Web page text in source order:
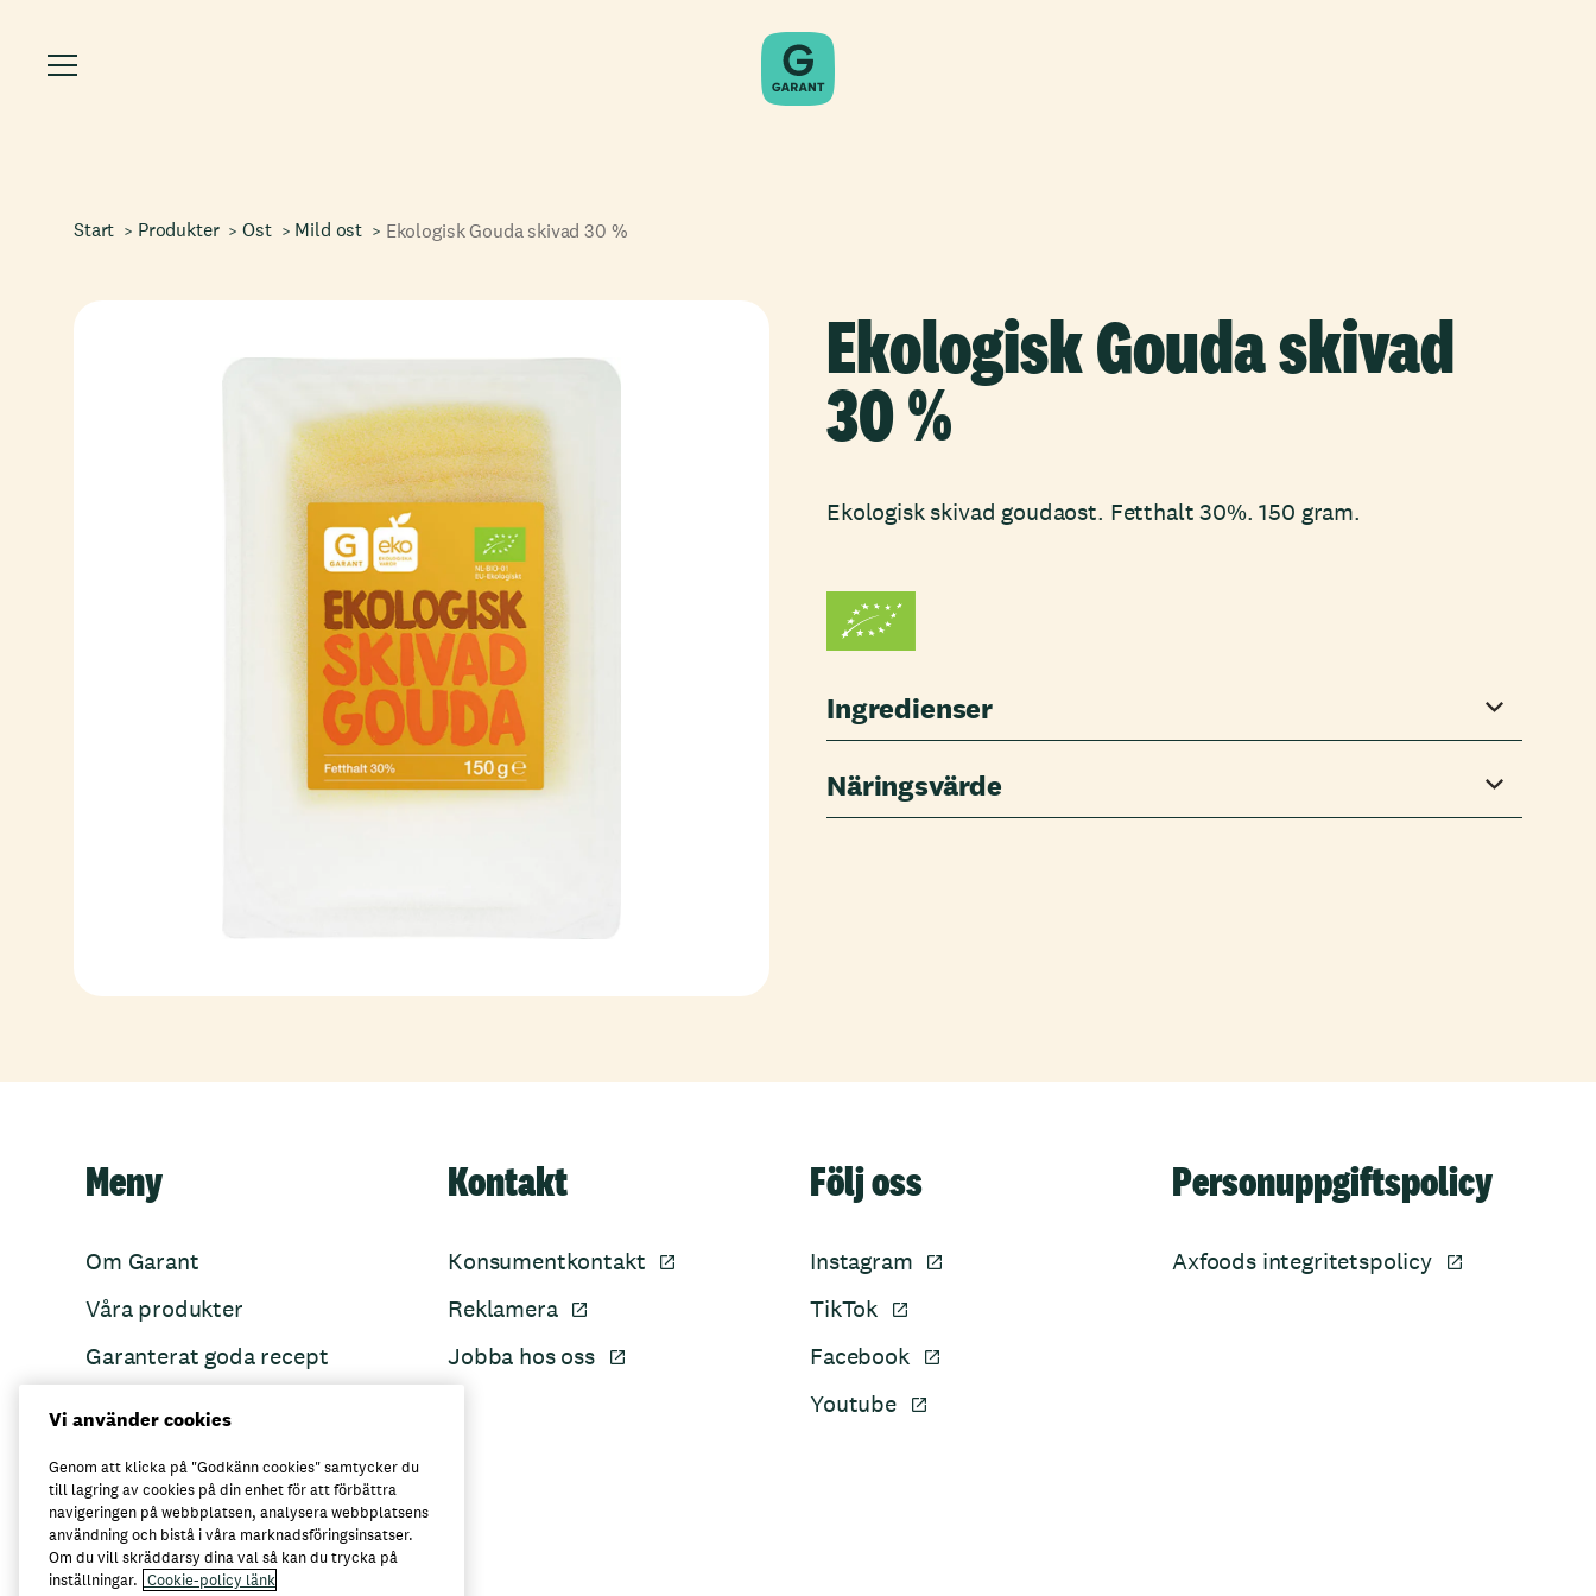
Start Produkter Ost Mild ost Ekologisk Gouda skivad 30 %
Ekologisk Gouda skivad
30 %
Ekologisk skivad goudaost. Fetthalt 30%. 150 gram.
Ingredienser
Näringsvärde
Meny
Om Garant
Våra produkter
Garanterat goda recept
Kontakt
Konsumentkontakt
Reklamera
Jobba hos oss
Följ oss
Instagram
TikTok
Facebook
Youtube
Personuppgiftspolicy
Axfoods integritetspolicy
Här kan du köpa Garant
Vi använder cookies
Genom att klicka på "Godkänn cookies" samtycker du
till lagring av cookies på din enhet för att förbättra
navigeringen på webbplatsen, analysera webbplatsens
användning och bistå i våra marknadsföringsinsatser.
Om du vill skräddarsy dina val så kan du trycka på
inställningar. Cookie-policy länk